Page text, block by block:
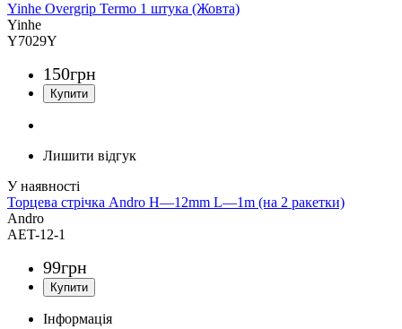
Yinhe Overgrip Termo 1 штука (Жовта)
Yinhe
Y7029Y
150грн
Лишити відгук
Торцева стрічка Andro H—12mm L—1m (на 2 ракетки)
Andro
AET-12-1
99грн
Інформація